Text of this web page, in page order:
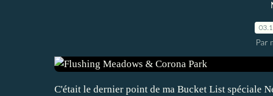
Par
C'était le dernier point de ma Bucket List spéciale